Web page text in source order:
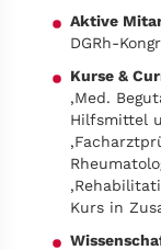
Aktive
DGRh-
Kurse &
‚Med.
Hilfsmittel
Kurs in